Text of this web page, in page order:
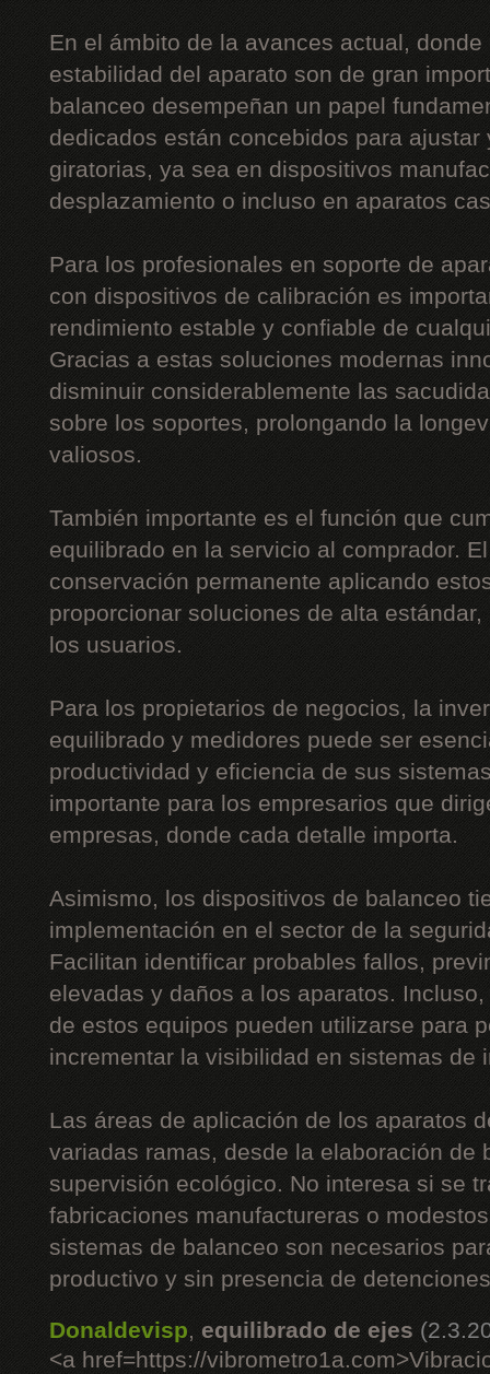
En el ámbito de la avances actual,
estabilidad del aparato son de gran
balanceo desempeñan un papel
dedicados están concebidos para
giratorias, ya sea en dispositivos
desplazamiento o incluso en aparatos
Para los profesionales en soporte de
con dispositivos de calibración es
rendimiento estable y confiable de
Gracias a estas soluciones modernas
disminuir considerablemente las
sobre los soportes, prolongando la
valiosos.
También importante es el función que
equilibrado en la servicio al comprador.
conservación permanente aplicando
proporcionar soluciones de alta
los usuarios.
Para los propietarios de negocios, la
equilibrado y medidores puede ser
productividad y eficiencia de sus
importante para los empresarios que
empresas, donde cada detalle importa.
Asimismo, los dispositivos de balanceo
implementación en el sector de la
Facilitan identificar probables fallos,
elevadas y daños a los aparatos.
de estos equipos pueden utilizarse para
incrementar la visibilidad en sistemas de
Las áreas de aplicación de los aparatos
variadas ramas, desde la elaboración de
supervisión ecológico. No interesa si se
fabricaciones manufactureras o
sistemas de balanceo son necesarios
productivo y sin presencia de
Donaldevisp, equilibrado de ejes
<a href=https://